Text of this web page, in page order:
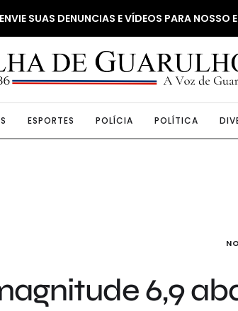
ENVIE SUAS DENUNCIAS E VÍDEOS PARA
ESPORTES POLÍCIA POLÍTICA
6,9